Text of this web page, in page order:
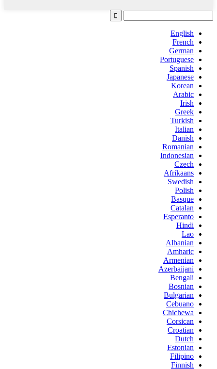
English
French
German
Portuguese
Spanish
Japanese
Korean
Arabic
Irish
Greek
Turkish
Italian
Danish
Romanian
Indonesian
Czech
Afrikaans
Swedish
Polish
Basque
Catalan
Esperanto
Hindi
Lao
Albanian
Amharic
Armenian
Azerbaijani
Bengali
Bosnian
Bulgarian
Cebuano
Chichewa
Corsican
Croatian
Dutch
Estonian
Filipino
Finnish